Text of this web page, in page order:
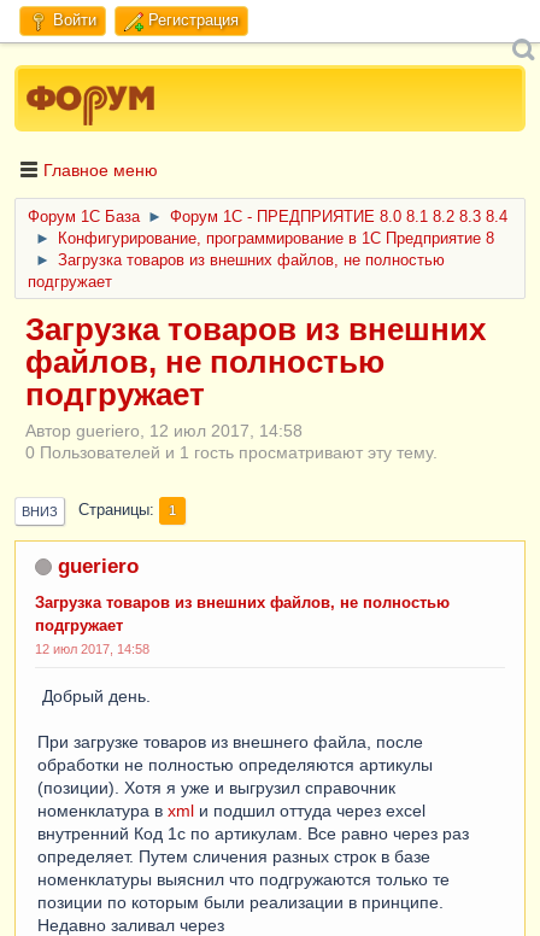
Войти Регистрация
Главное меню
Форум 1C База ►
Форум 1С - ПРЕДПРИЯТИЕ 8.0 8.1 8.2 8.3 8.4
►
Конфигурирование, программирование в 1С Предприятие 8
►
Загрузка товаров из внешних файлов, не полностью
подгружает
Загрузка товаров из внешних
файлов, не полностью
подгружает
Автор gueriero, 12 июл 2017, 14:58
0 Пользователей и 1 гость просматривают эту тему.
ВНИЗ Страницы 1
gueriero
Загрузка товаров из внешних файлов, не полностью
подгружает
12 июл 2017, 14:58
Добрый день.
При загрузке товаров из внешнего файла, после
обработки не полностью определяются артикулы
(позиции). Хотя я уже и выгрузил справочник
номенклатура в xml и подшил оттуда через excel
внутренний Код 1c по артикулам. Все равно через раз
определяет. Путем сличения разных строк в базе
номенклатуры выяснил что подгружаются только те
позиции по которым были реализации в принципе.
Недавно заливал через